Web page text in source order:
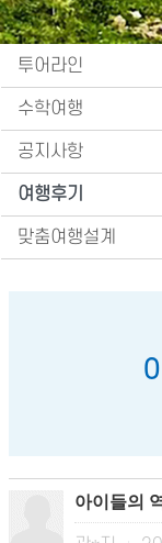
투어라인
수학여행
공지사항
여행후기
맞춤여행설계
아이들의